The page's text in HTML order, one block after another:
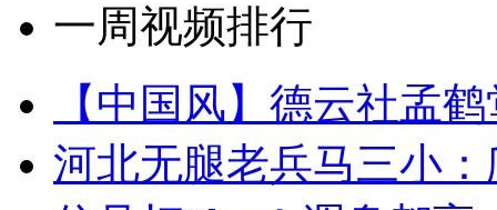
一周视频排行
【中国风】德云社孟
河北无腿老兵马三小